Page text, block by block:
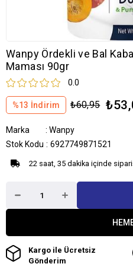
Wanpy Ördekli ve Bal
Maması 90gr
0.0
%13 İndirim ₺60,95
Marka : Wanpy
Stok Kodu
6927749871521
22 saat, 35 dakika içinde
Kargo ile Ücretsiz
Gönderim